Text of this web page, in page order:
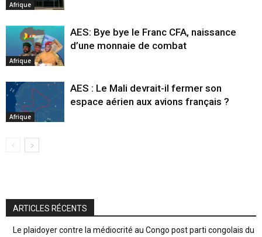
Afrique
Afrique
AES: Bye bye le Franc CFA, naissance
d’une monnaie de combat
Afrique
AES : Le Mali devrait-il fermer son
espace aérien aux avions français ?
ARTICLES RÉCENTS
Le plaidoyer contre la médiocrité au Congo post parti congolais du